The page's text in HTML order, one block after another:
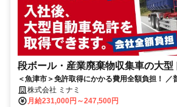
段ボール・産業廃棄物収集車の大型
＜魚津市＞免許取得にかかる費用全額負担！ ／
中型・大型ドライバーを目指せる環境
株式会社 ミナミ
月給231,000円～247,500円